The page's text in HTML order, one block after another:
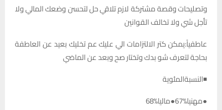
وتصليحات وقصة مشتركة لازم تلاقي حل لتحسن وضعك المالي ولا
تأجل شي ولا تخالف القوانين
عاطفياً:يمكن كتر الالتزامات الي عليك عم تخليك بعيد عن العاطفة
بحاجة لتعرف شو بدك وتختار صح وبعد عن الماضي
◾النسبةالمئوية
●مهنيا%67●ماليا%68